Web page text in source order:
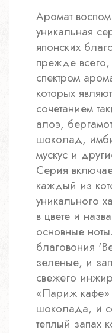
Аромат
уникальная
японских
прежде
спектром
которых
сочетанием
алоэ,
шоколад,
мускус и
Серия
каждый из
уникального
в цвете и
основные
благовония
зеленые, и
свежего
«Париж кафе»
шоколада, и
теплый запах